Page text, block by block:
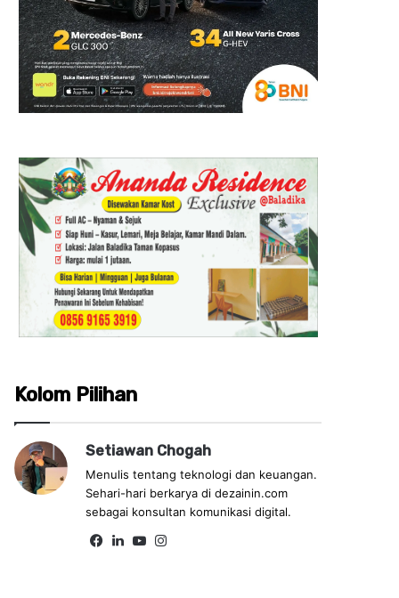
Kolom Pilihan
Setiawan Chogah
Menulis tentang teknologi dan keuangan.
Sehari-hari berkarya di dezainin.com
sebagai konsultan komunikasi digital.
Fa Lin Yo